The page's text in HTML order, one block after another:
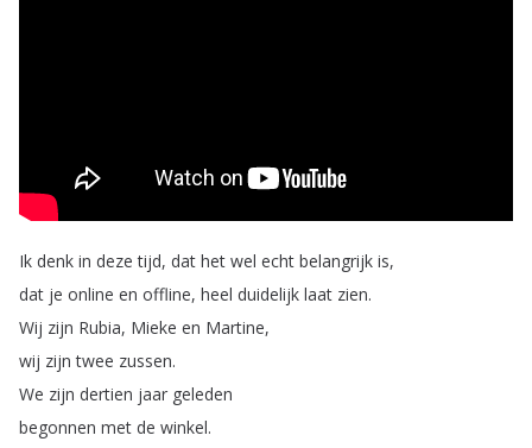
Ik denk in deze tijd, dat het wel echt belangrijk is,
dat je online en offline, heel duidelijk laat zien.
Wij zijn Rubia, Mieke en Martine,
wij zijn twee zussen.
We zijn dertien jaar geleden
begonnen met de winkel.